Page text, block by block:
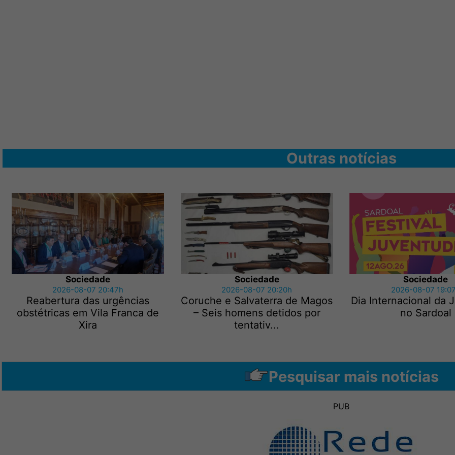
Outras notícias
Sociedade
2026-08-07 20:47h
Reabertura das urgências
obstétricas em Vila Franca de
Xira
Sociedade
2026-08-07 20:20h
Coruche e Salvaterra de Magos
– Seis homens detidos por
tentativ...
Sociedade
2026-08-07
Dia Internacional da
no Sardoal
Pesquisar mais notícias
PUB